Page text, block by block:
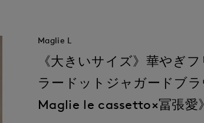
Maglie L
《大きいサイズ》華やぎフ
ラードットジャガードブ
Maglie le cassetto×冨張愛》